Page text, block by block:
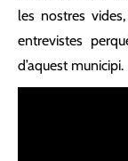
les nostres
entrevistes
d’aquest municipi.